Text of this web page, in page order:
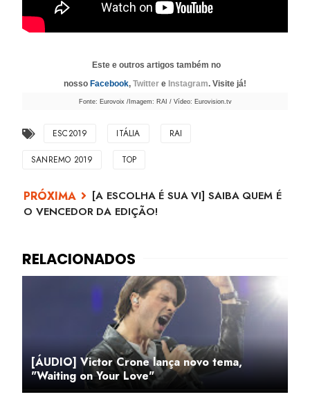
Este e outros artigos também no
nosso Facebook, Twitter e Instagram. Visite já!
Fonte: Eurovoix /Imagem: RAI / Vídeo: Eurovision.tv
ESC2019 ITÁLIA RAI
SANREMO 2019 TOP
[A ESCOLHA É SUA VI] SAIBA QUEM É
O VENCEDOR DA EDIÇÃO!
[ÁUDIO] Victor Crone lança novo tema,
"Waiting on Your Love"